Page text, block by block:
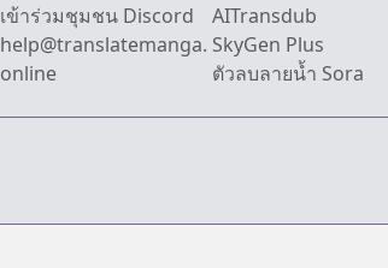
เข้าร่วมชุมชน Discord
help@translatemanga.
online
AITransdub
SkyGen Plus
ตัวลบลายน้ำ Sora